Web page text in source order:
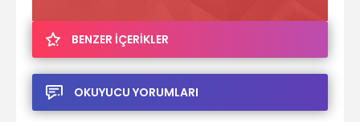
BENZER İÇERİKLER
OKUYUCU YORUMLARI